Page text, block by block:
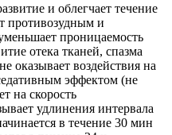
и облегчает течение
противозудным и
проницаемость
отека тканей, спазма
оказывает воздействия на
эффектом (не
на скорость
удлинения интервала
в течение 30 мин